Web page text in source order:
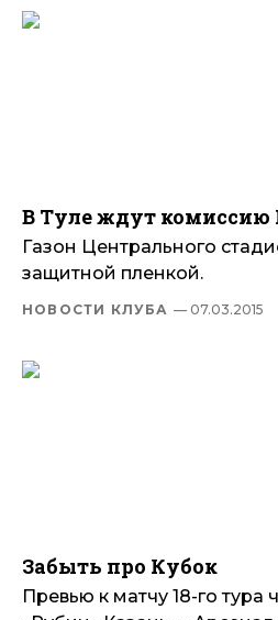
В Туле ждут
Газон Центрального
защитной пленкой.
НОВОСТИ КЛУБА — 07.03.2015
Забыть про Кубок
Превью к матчу 18-го тура